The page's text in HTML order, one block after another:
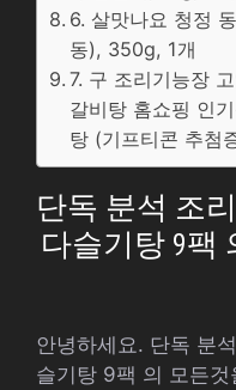
6. 살맛나요 청정
동), 350g, 1개
7. 구 조리기능장
갈비탕 홈쇼핑 인
탕 (기프티콘 추첨
단독 분석 조
다슬기탕 9팩
안녕하세요. 단독 분
슬기탕 9팩 의 모든